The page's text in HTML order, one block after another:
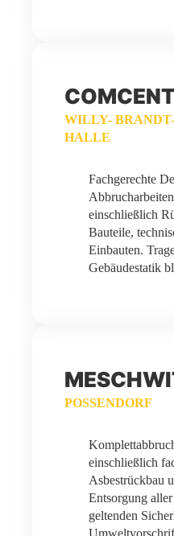
WILLY- BRANDT-
ALLE
Fachgerechte
einschließlich
Bauteile,
Einbauten.
Gebäudestatik
POSSENDORF
einschließlich
Asbestrückbau
Entsorgung
geltenden